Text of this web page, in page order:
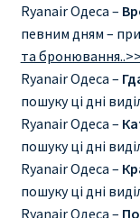
Ryanair Одеса –
певним дням – при
та бронювання..>>
Ryanair Одеса –
пошуку ці дні
Ryanair Одеса –
пошуку ці дні
Ryanair Одеса –
пошуку ці дні
Ryanair Одеса –